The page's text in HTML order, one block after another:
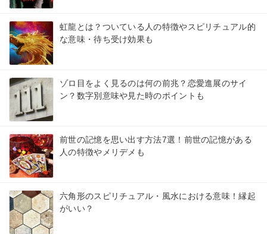
虹龍とは？ついている人の特徴やスピリチュアル的
な意味・待ち受け効果も
ゾロ目をよく見るのは何の前兆？恋愛進展のサイ
ン？数字別意味や見た時のポイントも
前世の記憶を思い出す方法7選！前世の記憶がある
人の特徴やメリデメも
六角形のスピリチュアル・風水における意味！縁起
がいい？